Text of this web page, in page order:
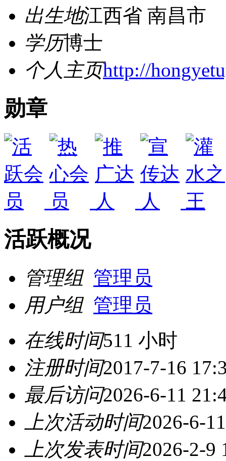
出生地江西省 南昌市
学历博士
个人主页http://
勋章
活跃概况
管理组 管理员
用户组 管理员
在线时间511 小时
注册时间2017-7-16
最后访问2026-6-11
上次活动时间2026-6-
上次发表时间2026-2-9